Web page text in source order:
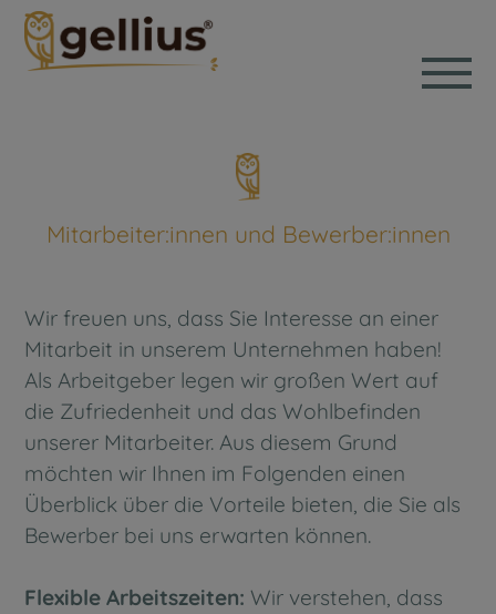
Mitarbeiter:innen und Bewerber:innen
Wir freuen uns, dass Sie Interesse an einer
Mitarbeit in unserem Unternehmen haben!
Als Arbeitgeber legen wir großen Wert auf
die Zufriedenheit und das Wohlbefinden
unserer Mitarbeiter. Aus diesem Grund
möchten wir Ihnen im Folgenden einen
Überblick über die Vorteile bieten, die Sie als
Bewerber bei uns erwarten können.
Flexible Arbeitszeiten: Wir verstehen, dass